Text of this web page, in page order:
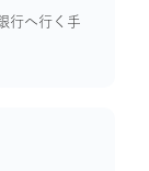
行へ行く手